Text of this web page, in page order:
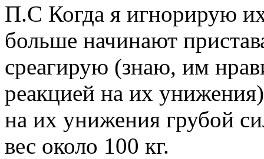
П.С Когда я игнорирую
больше начинают
среагирую (знаю, им
реакцией на их
на их унижения грубой
вес около 100 кг.